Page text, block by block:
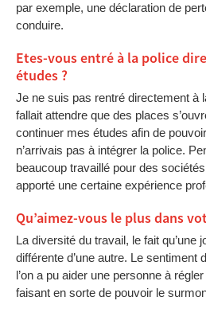
par exemple, une déclaration de
conduire.
Etes-vous entré à la police
études ?
Je ne suis pas rentré directement à
fallait attendre que des places
continuer mes études afin de
n’arrivais pas à intégrer la police.
beaucoup travaillé pour des sociétés
apporté une certaine expérience
Qu’aimez-vous le plus dans
La diversité du travail, le fait qu’une
différente d’une autre. Le sentiment
l’on a pu aider une personne à
faisant en sorte de pouvoir le